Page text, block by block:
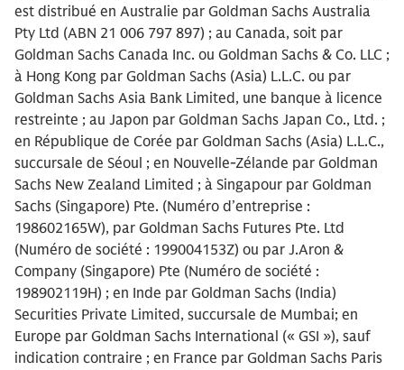
est distribué en Australie par Goldman Sachs Australia
Pty Ltd (ABN 21 006 797 897) ; au Canada, soit par
Goldman Sachs Canada Inc. ou Goldman Sachs & Co. LLC ;
à Hong Kong par Goldman Sachs (Asia) L.L.C. ou par
Goldman Sachs Asia Bank Limited, une banque à licence
restreinte ; au Japon par Goldman Sachs Japan Co., Ltd. ;
en République de Corée par Goldman Sachs (Asia) L.L.C.,
succursale de Séoul ; en Nouvelle-Zélande par Goldman
Sachs New Zealand Limited ; à Singapour par Goldman
Sachs (Singapore) Pte. (Numéro d’entreprise :
198602165W), par Goldman Sachs Futures Pte. Ltd
(Numéro de société : 199004153Z) ou par J.Aron &
Company (Singapore) Pte (Numéro de société :
198902119H) ; en Inde par Goldman Sachs (India)
Securities Private Limited, succursale de Mumbai; en
Europe par Goldman Sachs International (« GSI »), sauf
indication contraire ; en France par Goldman Sachs Paris